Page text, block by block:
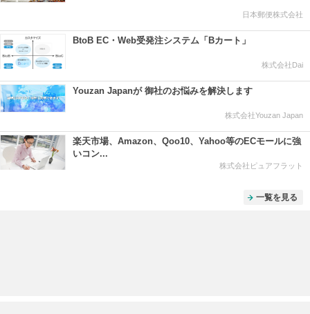
日本郵便株式会社
BtoB EC・Web受発注システム「Bカート」
株式会社Dai
Youzan Japanが 御社のお悩みを解決します
株式会社Youzan Japan
楽天市場、Amazon、Qoo10、Yahoo等のECモールに強
いコン...
株式会社ピュアフラット
一覧を見る